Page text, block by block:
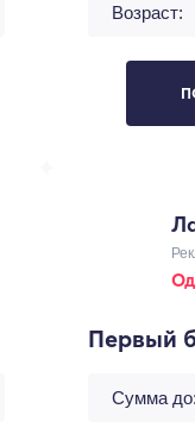
Возраст:
Первый
Сумма до: